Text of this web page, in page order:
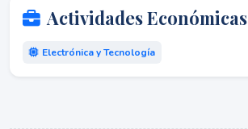
Actividades Económicas
Electrónica y Tecnología